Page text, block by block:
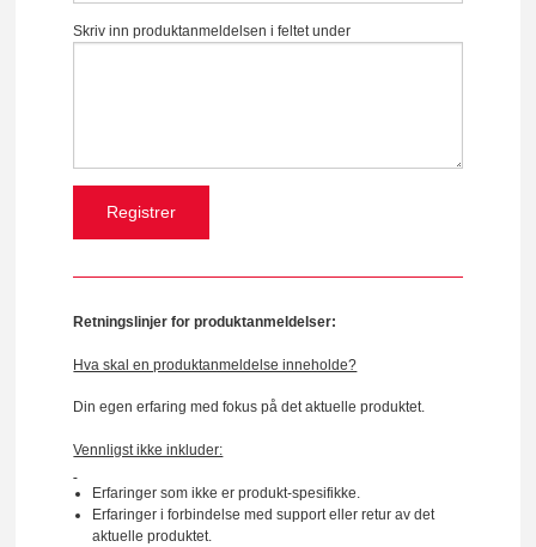
Skriv inn produktanmeldelsen i feltet under
Retningslinjer for produktanmeldelser:
Hva skal en produktanmeldelse inneholde?
Din egen erfaring med fokus på det aktuelle produktet.
Vennligst ikke inkluder:
Erfaringer som ikke er produkt-spesifikke.
Erfaringer i forbindelse med support eller retur av det
aktuelle produktet.